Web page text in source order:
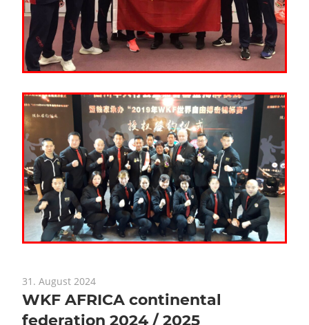
31. August 2024
WKF AFRICA continental
federation 2024 / 2025